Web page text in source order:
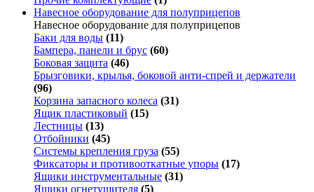
Навесное оборудование для полуприцепов
Навесное оборудование для полуприцепов
Баки для воды (11)
Бампера, панели и брус (60)
Боковая защита (46)
Брызговики, крылья, боковой анти-спрей и держатели
(96)
Корзина запасного колеса (31)
Ящик пластиковый (15)
Лестницы (13)
Отбойники (45)
Системы крепления груза (55)
Фиксаторы и противооткатные упоры (17)
Ящики инструментальные (31)
Ящики огнетушителя (5)